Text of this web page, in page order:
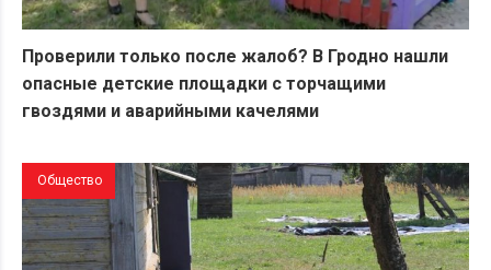
Проверили только после жалоб? В Гродно нашли
опасные детские площадки с торчащими
гвоздями и аварийными качелями
Общество